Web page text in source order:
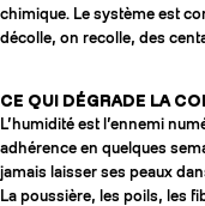
chimique. Le système est
décolle, on recolle, des
CE QUI DÉGRADE LA
L’humidité est l’ennemi
adhérence en quelques
jamais laisser ses peaux
La poussière, les poils, les